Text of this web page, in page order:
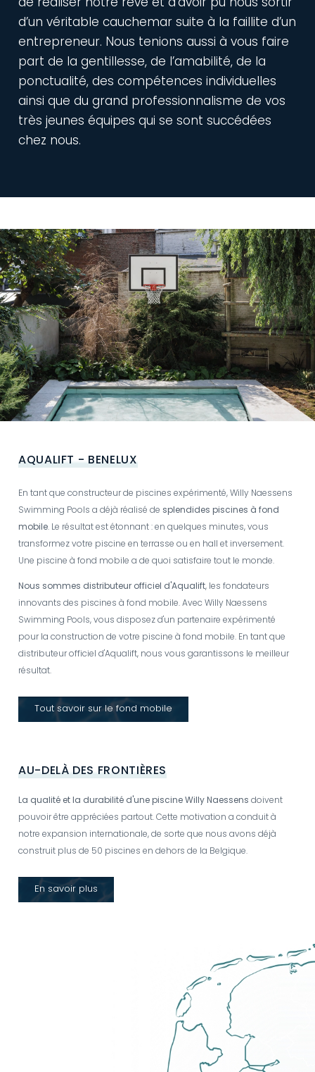
d’un véritable cauchemar suite à la faillite d’un
entrepreneur. Nous tenions aussi à vous faire
part de la gentillesse, de l’amabilité, de la
ponctualité, des compétences individuelles
ainsi que du grand professionnalisme de vos
très jeunes équipes qui se sont succédées
chez nous.
Video
file
AQUALIFT - BENELUX
En tant que constructeur de piscines expérimenté, Willy Naessens
Swimming Pools a déjà réalisé de splendides piscines à fond
mobile. Le résultat est étonnant : en quelques minutes, vous
transformez votre piscine en terrasse ou en hall et inversement.
Une piscine à fond mobile a de quoi satisfaire tout le monde.
Nous sommes distributeur officiel d'Aqualift, les fondateurs
innovants des piscines à fond mobile. Avec Willy Naessens
Swimming Pools, vous disposez d'un partenaire expérimenté
pour la construction de votre piscine à fond mobile. En tant que
distributeur officiel d'Aqualift, nous vous garantissons le meilleur
résultat.
Tout savoir sur le fond mobile
AU-DELÀ DES FRONTIÈRES
La qualité et la durabilité d'une piscine Willy Naessens doivent
pouvoir être appréciées partout. Cette motivation a conduit à
notre expansion internationale, de sorte que nous avons déjà
construit plus de 50 piscines en dehors de la Belgique.
En savoir plus